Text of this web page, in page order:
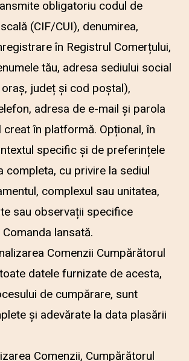
obligatoriu codul de
(CIF/CUI), denumirea,
în Registrul Comerțului,
tău, adresa sediului social
județ și cod poștal),
adresa de e-mail și parola
în platformă. Opțional, în
specific și de preferințele
completa, cu privire la sediul
complexul sau unitatea,
sau observații specifice
lansată.
Comenzii Cumpărătorul
datele furnizate de acesta,
de cumpărare, sunt
și adevărate la data plasării
Comenzii, Cumpărătorul